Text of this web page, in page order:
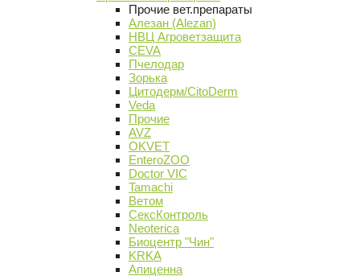
Прочие вет.препараты
Алезан (Alezan)
НВЦ Агроветзащита
CEVA
Пчелодар
Зорька
Цитодерм/CitoDerm
Veda
Прочие
AVZ
OKVET
EnteroZOO
Doctor VIC
Tamachi
Ветом
СексКонтроль
Neoterica
Биоцентр "Чин"
KRKA
Апиценна